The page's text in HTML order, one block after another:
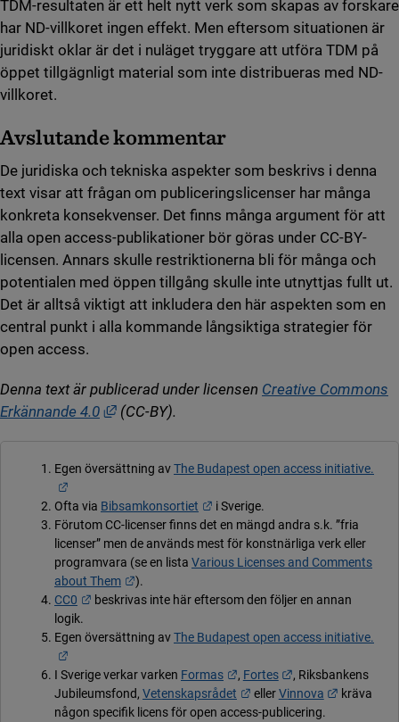
TDM-resultaten är ett helt nytt verk som skapas av forskare
har ND-villkoret ingen effekt. Men eftersom situationen är
juridiskt oklar är det i nuläget tryggare att utföra TDM på
öppet tillgägnligt material som inte distribueras med ND-
villkoret.
Avslutande kommentar
De juridiska och tekniska aspekter som beskrivs i denna
text visar att frågan om publiceringslicenser har många
konkreta konsekvenser. Det finns många argument för att
alla open access-publikationer bör göras under CC-BY-
licensen. Annars skulle restriktionerna bli för många och
potentialen med öppen tillgång skulle inte utnyttjas fullt ut.
Det är alltså viktigt att inkludera den här aspekten som en
central punkt i alla kommande långsiktiga strategier för
open access.
Denna text är publicerad under licensen Creative Commons
Erkännande 4.0
Länk till annan webbplats, öppnas i nytt
(CC-BY).
Egen översättning avThe Budapest open access initiative.
Länk till annan webbplats.
Ofta via Bibsamkonsortiet Länk till annan webbplats.
i Sverige.
Förutom CC-licenser finns det en mängd andra s.k. ”fria
licenser” men de används mest för konstnärliga verk eller
programvara (se en lista Various Licenses and Comments
about Them
Länk till annan webbplats.
).
CC0
Länk till annan webbplats.
beskrivas inte här eftersom den följer en annan
logik.
Egen översättning avThe Budapest open access initiative.
Länk till annan webbplats.
I Sverige verkar varken Formas Länk till annan webbplats.
, Fortes Länk till annan
, Riksbankens
Jubileumsfond, Vetenskapsrådet Länk till annan webbplats.
ellerVinnova Länk till
kräva
någon specifik licens för open access-publicering.